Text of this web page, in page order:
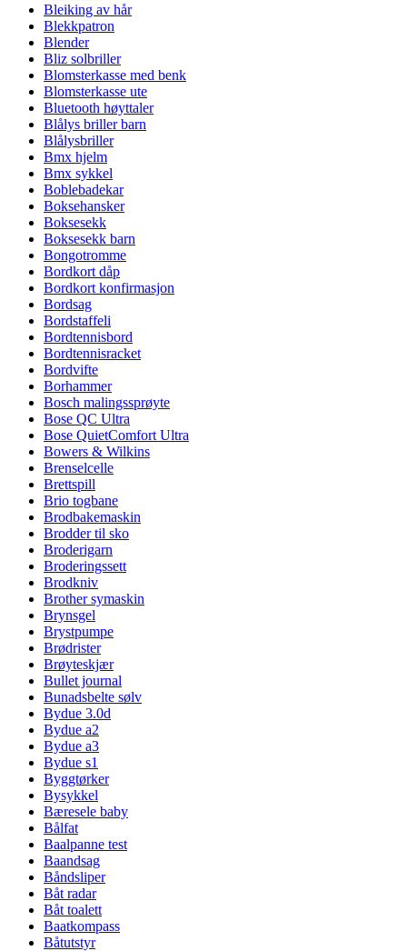
Bleiking av hår
Blekkpatron
Blender
Bliz solbriller
Blomsterkasse med benk
Blomsterkasse ute
Bluetooth høyttaler
Blålys briller barn
Blålysbriller
Bmx hjelm
Bmx sykkel
Boblebadekar
Boksehansker
Boksesekk
Boksesekk barn
Bongotromme
Bordkort dåp
Bordkort konfirmasjon
Bordsag
Bordstaffeli
Bordtennisbord
Bordtennisracket
Bordvifte
Borhammer
Bosch malingssprøyte
Bose QC Ultra
Bose QuietComfort Ultra
Bowers & Wilkins
Brenselcelle
Brettspill
Brio togbane
Brodbakemaskin
Brodder til sko
Broderigarn
Broderingssett
Brodkniv
Brother symaskin
Brynsgel
Brystpumpe
Brødrister
Brøyteskjær
Bullet journal
Bunadsbelte sølv
Bydue 3.0d
Bydue a2
Bydue a3
Bydue s1
Byggtørker
Bysykkel
Bæresele baby
Bålfat
Baalpanne test
Baandsag
Båndsliper
Båt radar
Båt toalett
Baatkompass
Båtutstyr